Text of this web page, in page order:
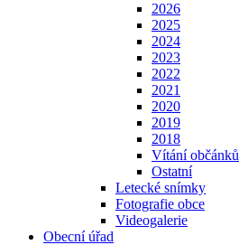
2026
2025
2024
2023
2022
2021
2020
2019
2018
Vítání občánků
Ostatní
Letecké snímky
Fotografie obce
Videogalerie
Obecní úřad